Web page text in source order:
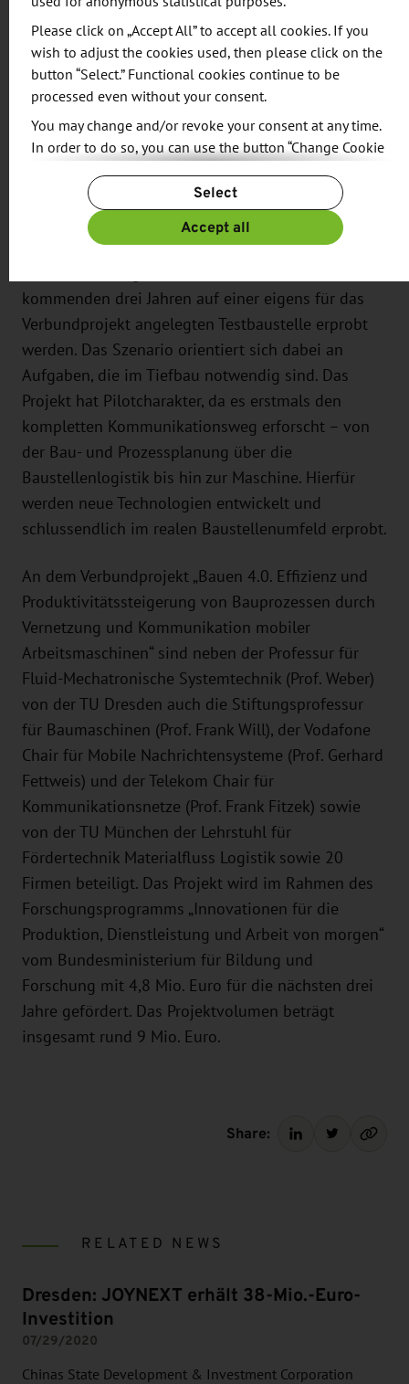
Drahtlos-Technologie 5G ermöglicht eine
Echtzeitkommunikation, mit der alle Bauprozesse
und Akteure sowie deren Interaktion digital
abgebildet und gestaltet werden können“, so
Weber.
„In den Baustellencontainern, in denen heute vor
allem Fachkräfte arbeiten und wohnen, werden in
Zukunft Serverfarmen Einzug halten“, sagt Weber.
Die neuen Vernetzungsmöglichkeiten und
kommenden drei Jahren auf einer eigens für das
Verbundprojekt angelegten Testbaustelle erprobt
werden. Das Szenario orientiert sich dabei an
Aufgaben, die im Tiefbau notwendig sind. Das
Projekt hat Pilotcharakter, da es erstmals den
kompletten Kommunikationsweg erforscht – von
der Bau- und Prozessplanung über die
Baustellenlogistik bis hin zur Maschine. Hierfür
werden neue Technologien entwickelt und
schlussendlich im realen Baustellenumfeld erprobt.
An dem Verbundprojekt „Bauen 4.0. Effizienz und
Produktivitätssteigerung von Bauprozessen durch
Vernetzung und Kommunikation mobiler
Arbeitsmaschinen“ sind neben der Professur für
Fluid-Mechatronische Systemtechnik (Prof. Weber)
von der TU Dresden auch die Stiftungsprofessur
für Baumaschinen (Prof. Frank Will), der Vodafone
Chair für Mobile Nachrichtensysteme (Prof. Gerhard
Fettweis) und der Telekom Chair für
Kommunikationsnetze (Prof. Frank Fitzek) sowie
von der TU München der Lehrstuhl für
Fördertechnik Materialfluss Logistik sowie 20
Firmen beteiligt. Das Projekt wird im Rahmen des
Forschungsprogramms „Innovationen für die
Produktion, Dienstleistung und Arbeit von morgen“
vom Bundesministerium für Bildung und
Forschung mit 4,8 Mio. Euro für die nächsten drei
Jahre gefördert. Das Projektvolumen beträgt
insgesamt rund 9 Mio. Euro.
Share:
RELATED NEWS
Dresden: JOYNEXT erhält 38-Mio.-Euro-
Investition
07/29/2020
Chinas State Development & Investment Corporation
Please click on „Accept All” to accept all cookies. If you
wish to adjust the cookies used, then please click on the
button “Select.” Functional cookies continue to be
processed even without your consent.
You may change and/or revoke your consent at any time.
In order to do so, you can use the button “Change Cookie
For more information, please see our
Privacy Policy.
Additional information can be found in our
Imprint
Select
Accept all